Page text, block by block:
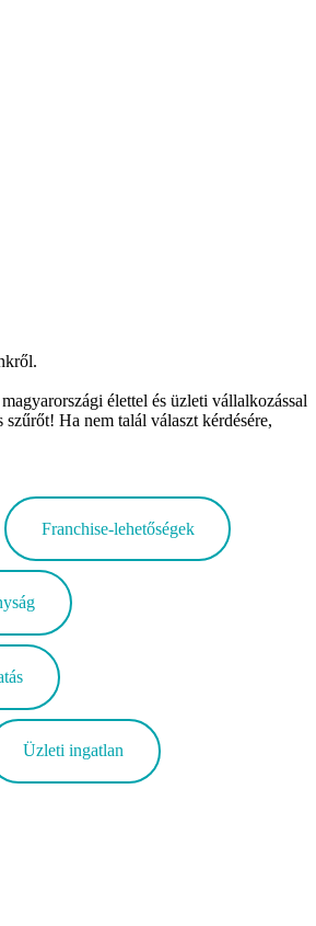
élettel és üzleti vállalkozással
Ha nem talál választ kérdésére,
Franchise-lehetőségek
Üzleti ingatlan